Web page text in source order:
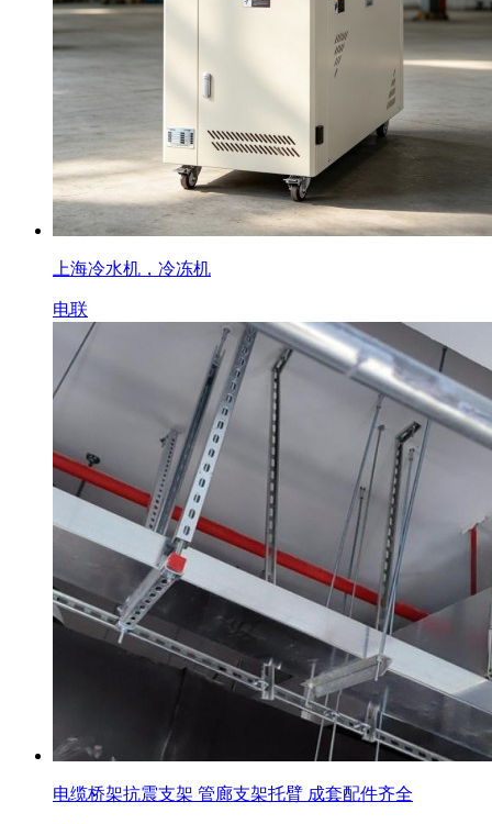
上海冷水机，冷冻机
电联
电缆桥架抗震支架 管廊支架托臂 成套配件齐全